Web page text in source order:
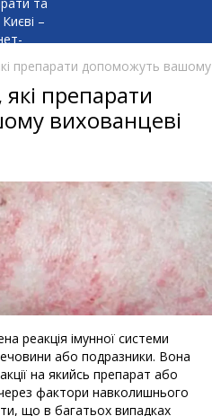
препарати допоможуть
препарати
вихованцеві
реакція імунної системи
або подразники. Вона
на якийсь препарат або
фактори навколишнього
що в багатьох випадках